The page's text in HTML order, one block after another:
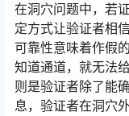
在洞穴问题中，若
定方式让验证者相
可靠性意味着作假
知道通道，就无法
则是验证者除了能
息，验证者在洞穴